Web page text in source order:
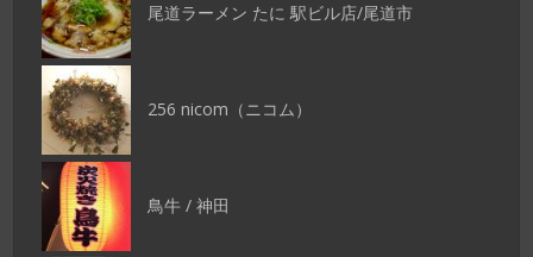
尾道ラーメン たに 駅ビル店/尾道市
256 nicom（ニコム）
鳥牛 / 神田